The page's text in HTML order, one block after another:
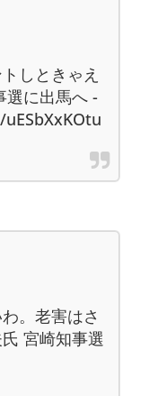
しときゃえ
選に出馬へ -
。老害はさ
宮崎知事選